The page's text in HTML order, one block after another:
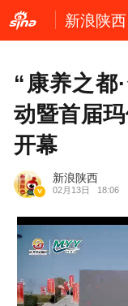
新浪陕西
“康养之都
动暨首届
开幕
新浪陕西
02月13日 18:06